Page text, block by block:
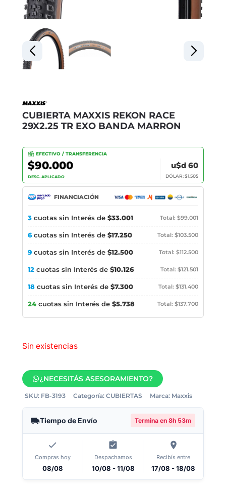
CUBIERTA MAXXIS REKON RACE
29X2.25 TR EXO BANDA MARRON
EFECTIVO / TRANSFERENCIA
$90.000
DESC. APLICADO
u$d 60
DÓLAR: $1.505
FINANCIACIÓN
3 cuotas sin Interés de $33.001 Total: $99.001
6cuotas sin Interés de $17.250 Total: $103.500
9 cuotas sin Interés de $12.500 Total: $112.500
12 cuotas sin Interés de $10.126 Total: $121.501
18 cuotas sin Interés de $7.300 Total: $131.400
24 cuotas sin Interés de $5.738 Total: $137.700
Sin existencias
¿NECESITÁS ASESORAMIENTO?
SKU: FB-3193 Categoría: CUBIERTAS Marca: Maxxis
Tiempo de Envío Termina en 8h 53m
Compras hoy
08/08
Despachamos
10/08 - 11/08
Recibís entre
17/08 - 18/08